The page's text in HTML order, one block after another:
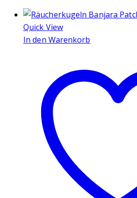
Quick View
In den Warenkorb